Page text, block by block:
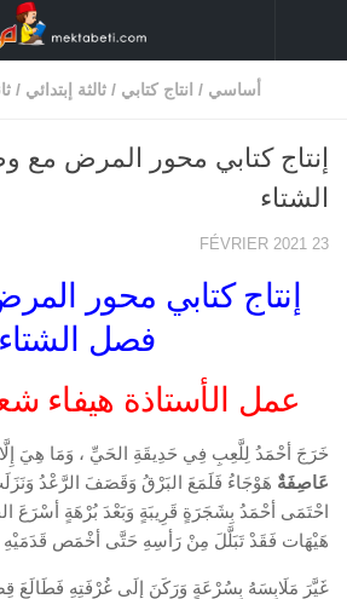
أساسي / انتاج كتابي / ثالثة إبتدائي /
إنتاج كتابي محور المرض
الشتاء
23 FÉVRIER 2021
إنتاج كتابي محور
فصل الشتاء
عمل الأستاذة هيفاء
خَرَجَ أحْمَدُ لِلَّعِبِ فِي حَدِيقَةِ الحَيِّ ، وَمَا هِيَ
عَاصِفَةٌ هَوْجَاءُ فَلَمَعَ البَرْقُ وَقَصَفَ الرَّعْدُ
احْتَمَى أحْمَدُ بِشَجَرَةٍ قَرِيبَةٍ وَبَعْدَ بُرْهَةٍ أسْرَعَ
هَيْهَات فَقَدْ تَبَلَّلَ مِنْ رَأسِهِ حَتَّى أخْمَص قَدَمَيْهِ
غَيَّرَ مَلَابِسَهُ بِسُرْعَةٍ وَرَكَنَ إلَى غُرْفَتِهِ فَطَالَعَ